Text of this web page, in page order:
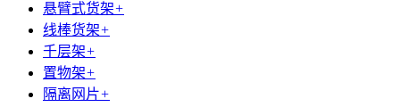
悬臂式货架+
线棒货架+
千层架+
置物架+
隔离网片+